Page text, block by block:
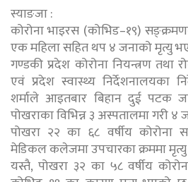
स्याङजा :
कोरोना भाइरस (कोभिड–१९)
एक महिला सहित थप ४ जनाको मृत्यु
गण्डकी प्रदेश कोरोना नियन्त्रण तथा
एवं प्रदेश स्वास्थ्य निर्देशनालयका
शर्माले आइतबार बिहान दुई पटक
पोखराका विभिन्न ३ अस्पतालमा गरी ४
पोखरा २२ का ६८ वर्षीय कोरोना
मेडिकल कलेजमा उपचारका क्रममा
यस्तै, पोखरा ३२ का ५८ वर्षीय